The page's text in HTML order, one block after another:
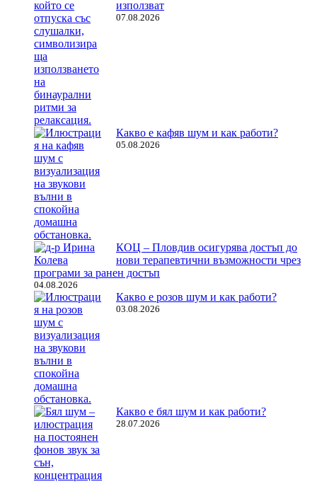
използват
07.08.2026
Какво е кафяв шум и как работи?
05.08.2026
КОЦ – Пловдив осигурява достъп до
нови терапевтични възможности чрез
програми за ранен достъп
04.08.2026
Какво е розов шум и как работи?
03.08.2026
Какво е бял шум и как работи?
28.07.2026